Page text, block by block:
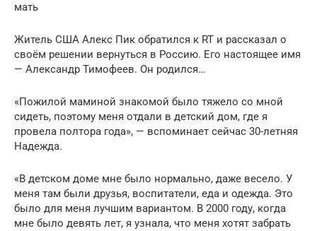
мать
Житель США Алекс Пик обратился к RT и рассказал о
своём решении вернуться в Россию. Его настоящее имя
— Александр Тимофеев. Он родился…
«Пожилой маминой знакомой было тяжело со мной
сидеть, поэтому меня отдали в детский дом, где я
провела полтора года», — вспоминает сейчас 30-летняя
Надежда.
«В детском доме мне было нормально, даже весело. У
меня там были друзья, воспитатели, еда и одежда. Это
было для меня лучшим вариантом. В 2000 году, когда
мне было девять лет, я узнала, что меня хотят забрать